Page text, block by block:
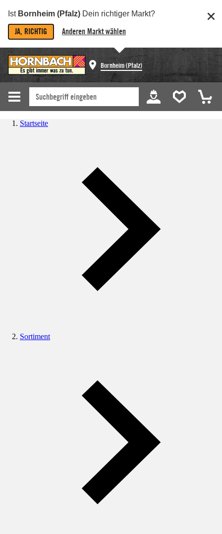
Ist Bornheim (Pfalz) Dein richtiger Markt?
JA, RICHTIG Anderen Markt wählen
Bornheim (Pfalz)
Startseite
Sortiment